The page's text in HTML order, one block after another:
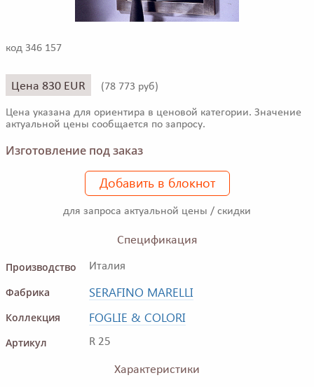
код 346 157
Цена 830 EUR (78 773 руб)
Цена указана для ориентира в ценовой категории. Значение
актуальной цены сообщается по запросу.
Изготовление под заказ
Добавить в блокнот
для запроса актуальной цены / скидки
Спецификация
Производство
Италия
Фабрика SERAFINO MARELLI
Коллекция FOGLIE & COLORI
Артикул R 25
Характеристики